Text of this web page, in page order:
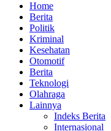
Home
Berita
Politik
Kriminal
Kesehatan
Otomotif
Berita
Teknologi
Olahraga
Lainnya
Indeks Berita
Internasional